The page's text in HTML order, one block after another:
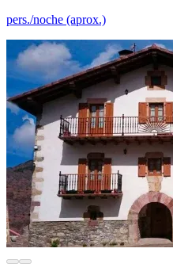
pers./noche (aprox.)